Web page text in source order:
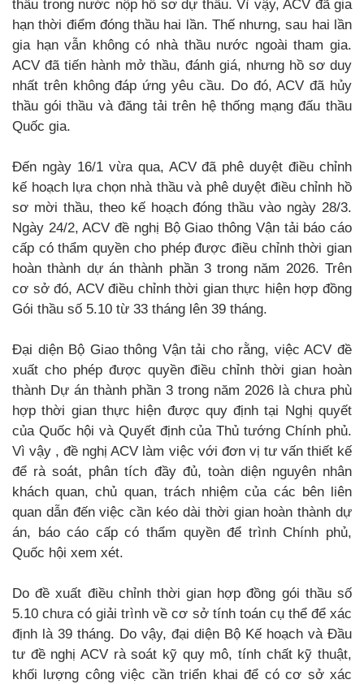
thầu trong nước nộp hồ sơ dự thầu. Vì vậy, ACV đã gia
hạn thời điểm đóng thầu hai lần. Thế nhưng, sau hai lần
gia hạn vẫn không có nhà thầu nước ngoài tham gia.
ACV đã tiến hành mở thầu, đánh giá, nhưng hồ sơ duy
nhất trên không đáp ứng yêu cầu. Do đó, ACV đã hủy
thầu gói thầu và đăng tải trên hệ thống mạng đấu thầu
Quốc gia.
Đến ngày 16/1 vừa qua, ACV đã phê duyệt điều chỉnh
kế hoạch lựa chọn nhà thầu và phê duyệt điều chỉnh hồ
sơ mời thầu, theo kế hoạch đóng thầu vào ngày 28/3.
Ngày 24/2, ACV đề nghị Bộ Giao thông Vận tải báo cáo
cấp có thẩm quyền cho phép được điều chỉnh thời gian
hoàn thành dự án thành phần 3 trong năm 2026. Trên
cơ sở đó, ACV điều chỉnh thời gian thực hiện hợp đồng
Gói thầu số 5.10 từ 33 tháng lên 39 tháng.
Đại diện Bộ Giao thông Vận tải cho rằng, việc ACV đề
xuất cho phép được quyền điều chỉnh thời gian hoàn
thành Dự án thành phần 3 trong năm 2026 là chưa phù
hợp thời gian thực hiện được quy định tại Nghị quyết
của Quốc hội và Quyết định của Thủ tướng Chính phủ.
Vì vậy , đề nghị ACV làm việc với đơn vị tư vấn thiết kế
để rà soát, phân tích đầy đủ, toàn diện nguyên nhân
khách quan, chủ quan, trách nhiệm của các bên liên
quan dẫn đến việc cần kéo dài thời gian hoàn thành dự
án, báo cáo cấp có thẩm quyền để trình Chính phủ,
Quốc hội xem xét.
Do đề xuất điều chỉnh thời gian hợp đồng gói thầu số
5.10 chưa có giải trình về cơ sở tính toán cụ thể để xác
định là 39 tháng. Do vậy, đại diện Bộ Kế hoạch và Đầu
tư đề nghị ACV rà soát kỹ quy mô, tính chất kỹ thuật,
khối lượng công việc cần triển khai để có cơ sở xác